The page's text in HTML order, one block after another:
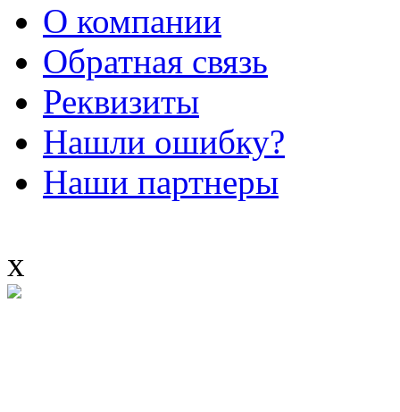
О компании
Обратная связь
Реквизиты
Нашли ошибку?
Наши партнеры
x